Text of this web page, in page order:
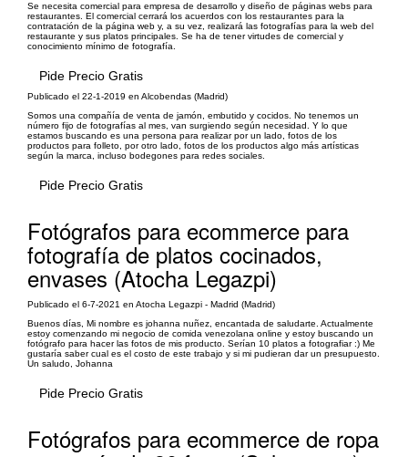
Se necesita comercial para empresa de desarrollo y diseño de páginas webs para
restaurantes. El comercial cerrará los acuerdos con los restaurantes para la
contratación de la página web y, a su vez, realizará las fotografías para la web del
restaurante y sus platos principales. Se ha de tener virtudes de comercial y
conocimiento mínimo de fotografía.
Pide Precio Gratis
Publicado el 22-1-2019 en Alcobendas (Madrid)
Somos una compañía de venta de jamón, embutido y cocidos. No tenemos un
número fijo de fotografías al mes, van surgiendo según necesidad. Y lo que
estamos buscando es una persona para realizar por un lado, fotos de los
productos para folleto, por otro lado, fotos de los productos algo más artísticas
según la marca, incluso bodegones para redes sociales.
Pide Precio Gratis
Fotógrafos para ecommerce para
fotografía de platos cocinados,
envases (Atocha Legazpi)
Publicado el 6-7-2021 en Atocha Legazpi - Madrid (Madrid)
Buenos días, Mi nombre es johanna nuñez, encantada de saludarte. Actualmente
estoy comenzando mi negocio de comida venezolana online y estoy buscando un
fotógrafo para hacer las fotos de mis producto. Serían 10 platos a fotografiar :) Me
gustaría saber cual es el costo de este trabajo y si mi pudieran dar un presupuesto.
Un saludo, Johanna
Pide Precio Gratis
Fotógrafos para ecommerce de ropa